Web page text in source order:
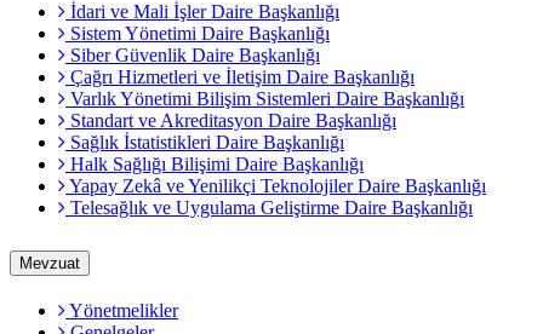
İdari ve Mali İşler Daire Başkanlığı
Sistem Yönetimi Daire Başkanlığı
Siber Güvenlik Daire Başkanlığı
Çağrı Hizmetleri ve İletişim Daire Başkanlığı
Varlık Yönetimi Bilişim Sistemleri Daire Başkanlığı
Standart ve Akreditasyon Daire Başkanlığı
Sağlık İstatistikleri Daire Başkanlığı
Halk Sağlığı Bilişimi Daire Başkanlığı
Yapay Zekâ ve Yenilikçi Teknolojiler Daire Başkanlığı
Telesağlık ve Uygulama Geliştirme Daire Başkanlığı
Mevzuat
Yönetmelikler